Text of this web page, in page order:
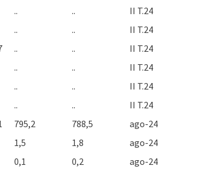
.. ..
II T.24
.. ..
II T.24
.. ..
II T.24
.. ..
II T.24
.. ..
II T.24
.. ..
II T.24
795,2 788,5
ago-24
1,5 1,8
ago-24
0,1 0,2
ago-24